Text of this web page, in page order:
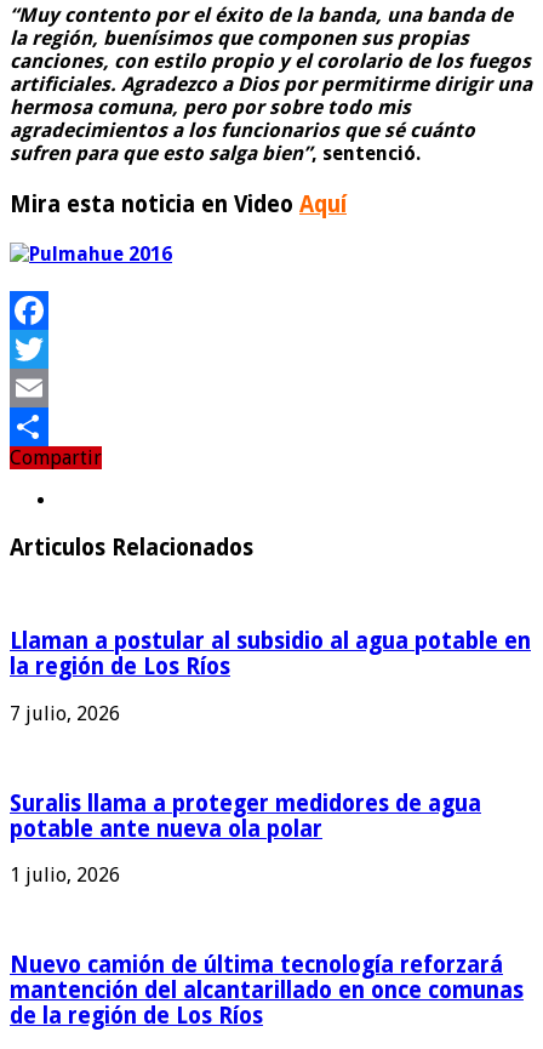
“Muy contento por el éxito de la banda, una banda de
la región, buenísimos que componen sus propias
canciones, con estilo propio y el corolario de los fuegos
artificiales. Agradezco a Dios por permitirme dirigir una
hermosa comuna, pero por sobre todo mis
agradecimientos a los funcionarios que sé cuánto
sufren para que esto salga bien”, sentenció.
Mira esta noticia en Video Aquí
Facebook
Twitter
Email
Compartir
Compartir
Articulos Relacionados
Llaman a postular al subsidio al agua potable en
la región de Los Ríos
7 julio, 2026
Suralis llama a proteger medidores de agua
potable ante nueva ola polar
1 julio, 2026
Nuevo camión de última tecnología reforzará
mantención del alcantarillado en once comunas
de la región de Los Ríos